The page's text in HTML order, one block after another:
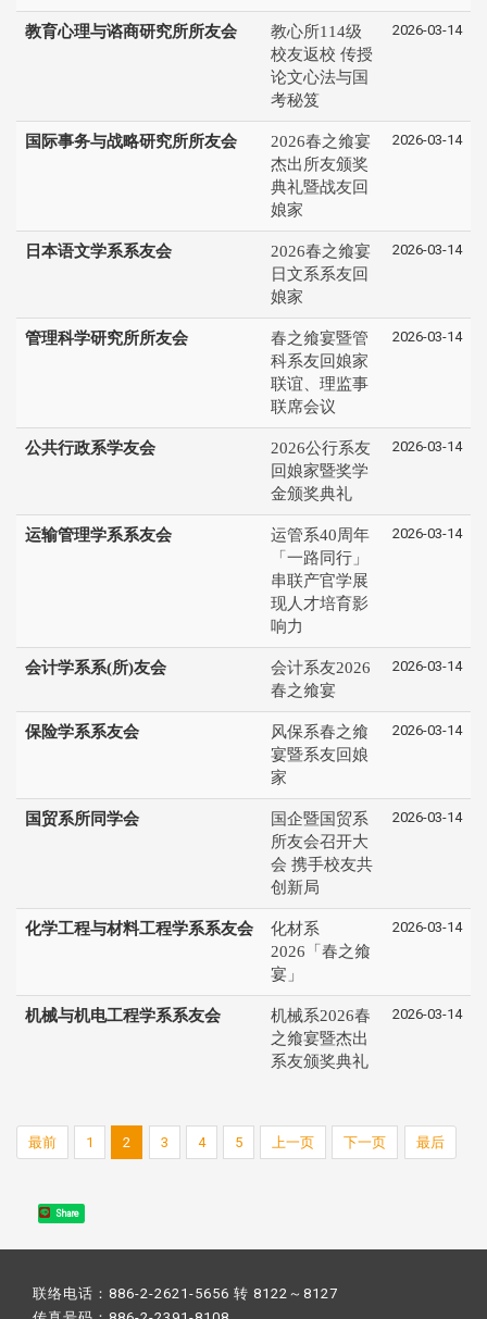
教育心理与谘商研究所所友会
教心所114级
校友返校 传授
论文心法与国
考秘笈
2026-03-14
国际事务与战略研究所所友会
2026春之飨宴
杰出所友颁奖
典礼暨战友回
娘家
2026-03-14
日本语文学系系友会
2026春之飨宴
日文系系友回
娘家
2026-03-14
管理科学研究所所友会
春之飨宴暨管
科系友回娘家
联谊、理监事
联席会议
2026-03-14
公共行政系学友会
2026公行系友
回娘家暨奖学
金颁奖典礼
2026-03-14
运输管理学系系友会
运管系40周年
「一路同行」
串联产官学展
现人才培育影
响力
2026-03-14
会计学系系(所)友会
会计系友2026
春之飨宴
2026-03-14
保险学系系友会
风保系春之飨
宴暨系友回娘
家
2026-03-14
国贸系所同学会
国企暨国贸系
所友会召开大
会 携手校友共
创新局
2026-03-14
化学工程与材料工程学系系友会
化材系
2026「春之飨
宴」
2026-03-14
机械与机电工程学系系友会
机械系2026春
之飨宴暨杰出
系友颁奖典礼
2026-03-14
最前 1 2 3 4 5 上一页 下一页 最后
Share
联络电话：886-2-2621-5656 转 8122～8127